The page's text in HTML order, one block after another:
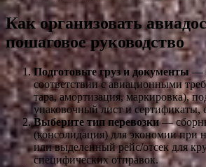
Как организовать
пошаговое руководство
Подготовьте груз и документы —
соответствии с авиационными
тара, амортизация, маркировка),
упаковочный лист и сертификаты,
Выберите тип перевозки—
(консолидация) для экономии при
или выделенный рейс/отсек для
специфических отправок.